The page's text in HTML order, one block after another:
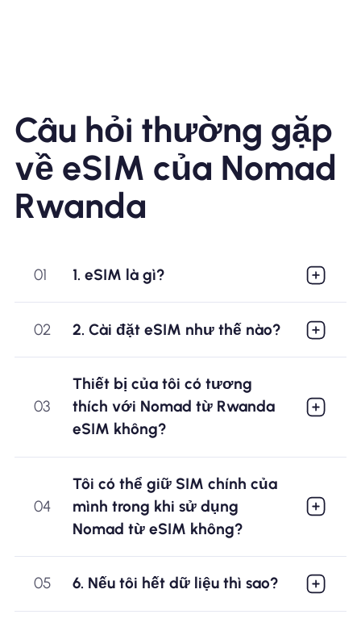
Câu hỏi thường gặp
về eSIM của Nomad
Rwanda
01 1. eSIM là gì?
02 2. Cài đặt eSIM như thế nào?
03
Thiết bị của tôi có tương
thích với Nomad từ Rwanda
eSIM không?
04
Tôi có thể giữ SIM chính của
mình trong khi sử dụng
Nomad từ eSIM không?
05 6. Nếu tôi hết dữ liệu thì sao?